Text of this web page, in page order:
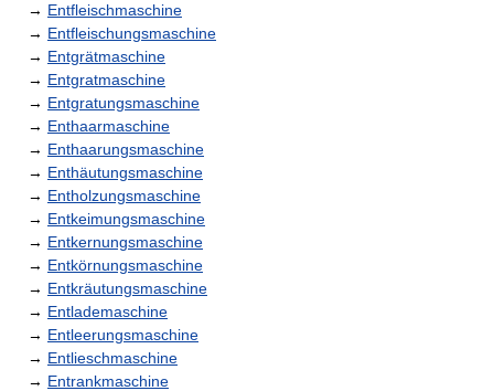
→ Entfleischmaschine
→ Entfleischungsmaschine
→ Entgrätmaschine
→ Entgratmaschine
→ Entgratungsmaschine
→ Enthaarmaschine
→ Enthaarungsmaschine
→ Enthäutungsmaschine
→ Entholzungsmaschine
→ Entkeimungsmaschine
→ Entkernungsmaschine
→ Entkörnungsmaschine
→ Entkräutungsmaschine
→ Entlademaschine
→ Entleerungsmaschine
→ Entlieschmaschine
→ Entrankmaschine